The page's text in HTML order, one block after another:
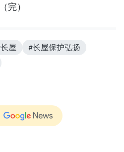
完）
屋
#长屋保护弘扬